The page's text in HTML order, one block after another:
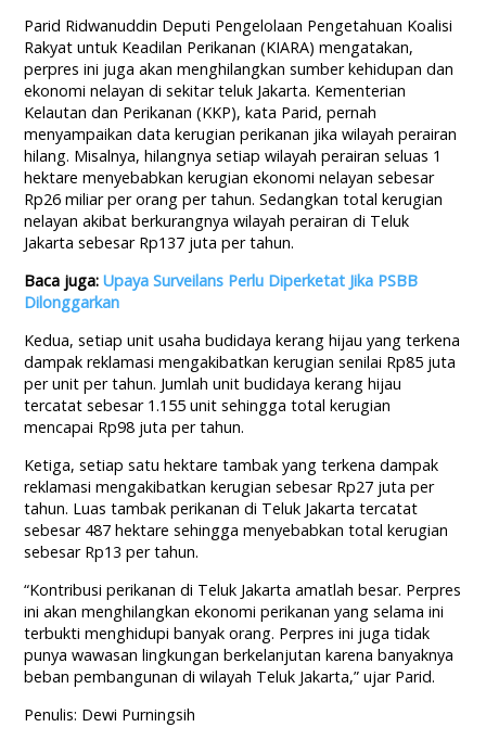
Parid Ridwanuddin Deputi Pengelolaan Pengetahuan Koalisi
Rakyat untuk Keadilan Perikanan (KIARA) mengatakan,
perpres ini juga akan menghilangkan sumber kehidupan dan
ekonomi nelayan di sekitar teluk Jakarta. Kementerian
Kelautan dan Perikanan (KKP), kata Parid, pernah
menyampaikan data kerugian perikanan jika wilayah perairan
hilang. Misalnya, hilangnya setiap wilayah perairan seluas 1
hektare menyebabkan kerugian ekonomi nelayan sebesar
Rp26 miliar per orang per tahun. Sedangkan total kerugian
nelayan akibat berkurangnya wilayah perairan di Teluk
Jakarta sebesar Rp137 juta per tahun.
Baca juga:Upaya Surveilans Perlu Diperketat Jika PSBB
Dilonggarkan
Kedua, setiap unit usaha budidaya kerang hijau yang terkena
dampak reklamasi mengakibatkan kerugian senilai Rp85 juta
per unit per tahun. Jumlah unit budidaya kerang hijau
tercatat sebesar 1.155 unit sehingga total kerugian
mencapai Rp98 juta per tahun.
Ketiga, setiap satu hektare tambak yang terkena dampak
reklamasi mengakibatkan kerugian sebesar Rp27 juta per
tahun. Luas tambak perikanan di Teluk Jakarta tercatat
sebesar 487 hektare sehingga menyebabkan total kerugian
sebesar Rp13 per tahun.
“Kontribusi perikanan di Teluk Jakarta amatlah besar. Perpres
ini akan menghilangkan ekonomi perikanan yang selama ini
terbukti menghidupi banyak orang. Perpres ini juga tidak
punya wawasan lingkungan berkelanjutan karena banyaknya
beban pembangunan di wilayah Teluk Jakarta,” ujar Parid.
Penulis: Dewi Purningsih